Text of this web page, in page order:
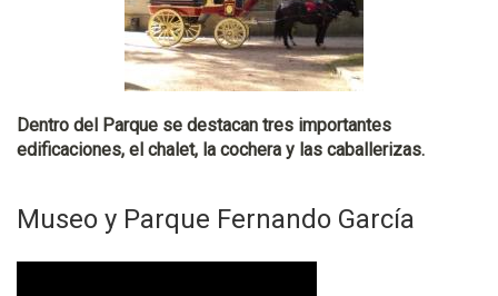
Dentro del Parque se destacan tres importantes
edificaciones, el chalet, la cochera y las caballerizas.
Museo y Parque Fernando García